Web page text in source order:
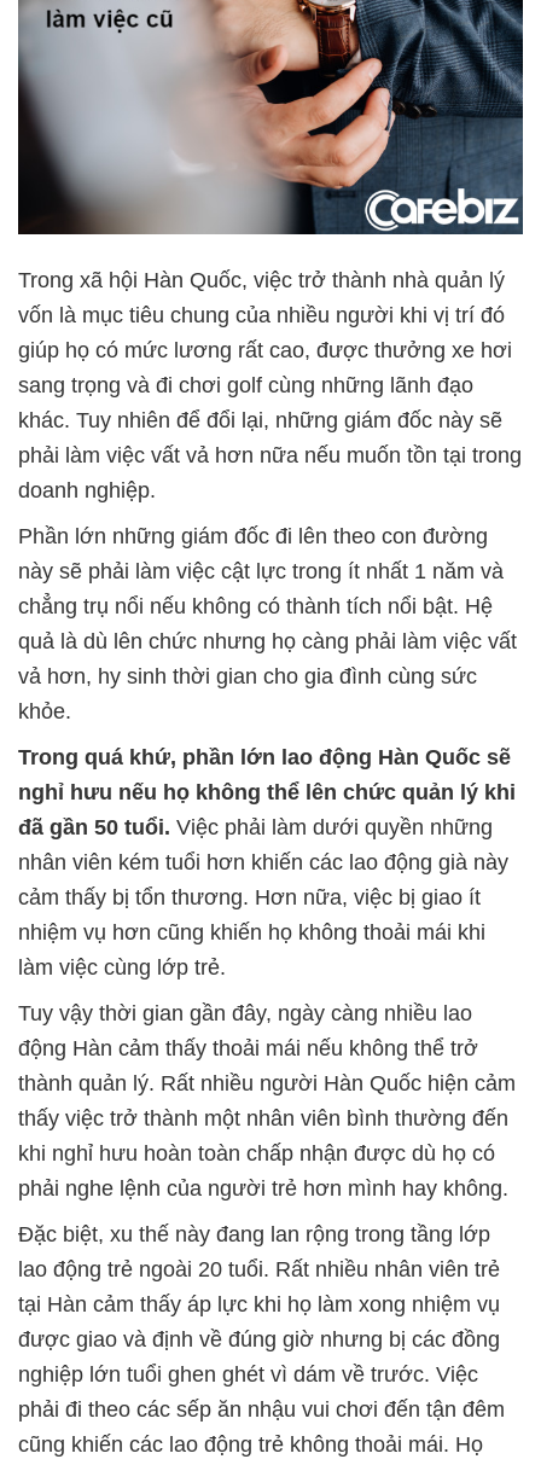
Trong xã hội Hàn Quốc, việc trở thành nhà quản lý
vốn là mục tiêu chung của nhiều người khi vị trí đó
giúp họ có mức lương rất cao, được thưởng xe hơi
sang trọng và đi chơi golf cùng những lãnh đạo
khác. Tuy nhiên để đổi lại, những giám đốc này sẽ
phải làm việc vất vả hơn nữa nếu muốn tồn tại trong
doanh nghiệp.
Phần lớn những giám đốc đi lên theo con đường
này sẽ phải làm việc cật lực trong ít nhất 1 năm và
chẳng trụ nổi nếu không có thành tích nổi bật. Hệ
quả là dù lên chức nhưng họ càng phải làm việc vất
vả hơn, hy sinh thời gian cho gia đình cùng sức
khỏe.
Trong quá khứ, phần lớn lao động Hàn Quốc sẽ
nghỉ hưu nếu họ không thể lên chức quản lý khi
đã gần 50 tuổi. Việc phải làm dưới quyền những
nhân viên kém tuổi hơn khiến các lao động già này
cảm thấy bị tổn thương. Hơn nữa, việc bị giao ít
nhiệm vụ hơn cũng khiến họ không thoải mái khi
làm việc cùng lớp trẻ.
Tuy vậy thời gian gần đây, ngày càng nhiều lao
động Hàn cảm thấy thoải mái nếu không thể trở
thành quản lý. Rất nhiều người Hàn Quốc hiện cảm
thấy việc trở thành một nhân viên bình thường đến
khi nghỉ hưu hoàn toàn chấp nhận được dù họ có
phải nghe lệnh của người trẻ hơn mình hay không.
Đặc biệt, xu thế này đang lan rộng trong tầng lớp
lao động trẻ ngoài 20 tuổi. Rất nhiều nhân viên trẻ
tại Hàn cảm thấy áp lực khi họ làm xong nhiệm vụ
được giao và định về đúng giờ nhưng bị các đồng
nghiệp lớn tuổi ghen ghét vì dám về trước. Việc
phải đi theo các sếp ăn nhậu vui chơi đến tận đêm
cũng khiến các lao động trẻ không thoải mái. Họ